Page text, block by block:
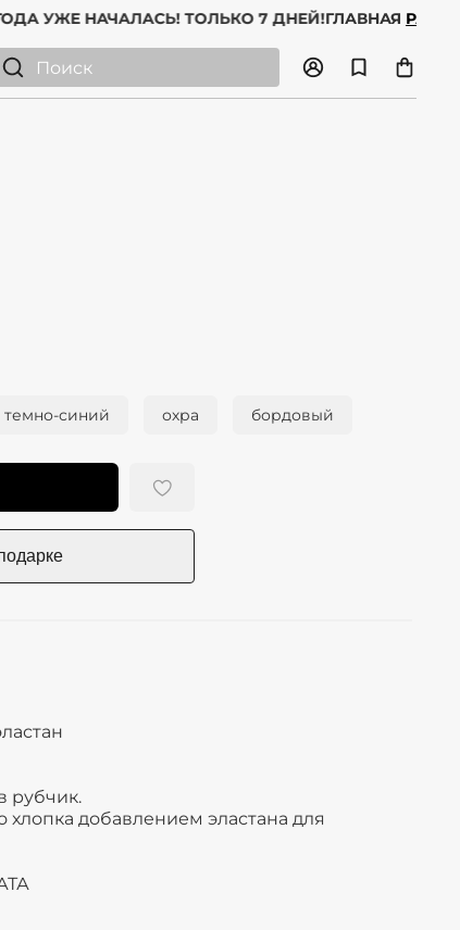
ГОДА УЖЕ НАЧАЛАСЬ! ТОЛЬКО 7 ДНЕЙ!ГЛАВНАЯ
темно-синий охра бордовый
рубчик.
хлопка добавлением эластана для